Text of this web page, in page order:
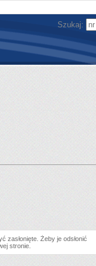
Szukaj:
zasłonięte. Żeby je odsłonić
stronie.